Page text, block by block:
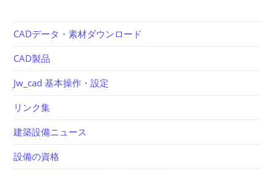
CADデータ・素材ダウンロード
CAD製品
Jw_cad 基本操作・設定
リンク集
建築設備ニュース
設備の資格